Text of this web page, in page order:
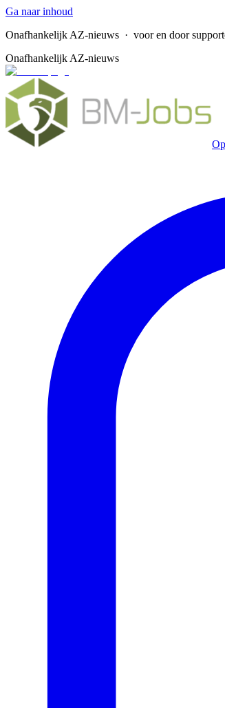
Ga naar inhoud
Onafhankelijk AZ-nieuws · voor en door
Onafhankelijk AZ-nieuws